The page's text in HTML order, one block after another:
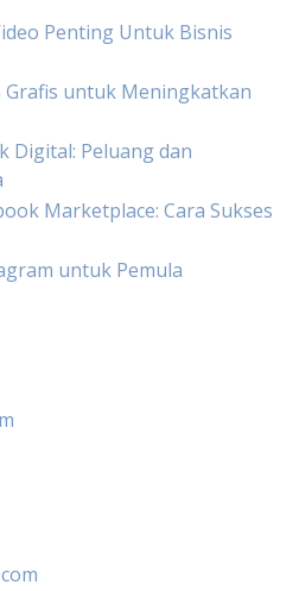
Penting Untuk Bisnis
Grafis untuk Meningkatkan
Digital: Peluang dan
Marketplace: Cara Sukses
untuk Pemula